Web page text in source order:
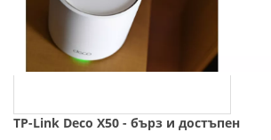
TP-Link Deco X50 - бърз и достъпен